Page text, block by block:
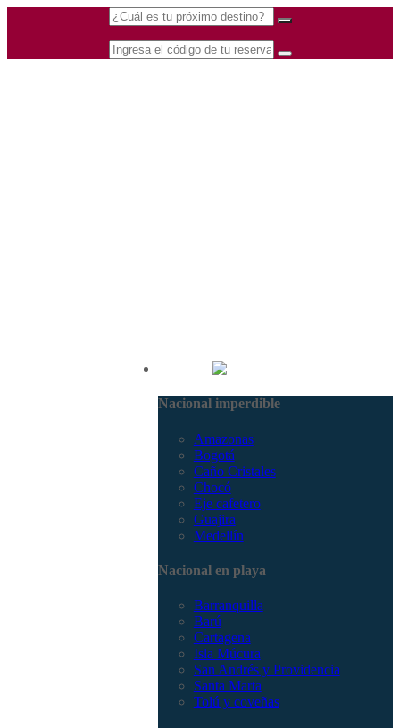
Nacional imperdible
Amazonas
Bogotá
Caño Cristales
Chocó
Eje cafetero
Guajira
Medellín
Nacional en playa
Barranquilla
Barú
Cartagena
Isla Múcura
San Andrés y Providencia
Santa Marta
Tolú y coveñas